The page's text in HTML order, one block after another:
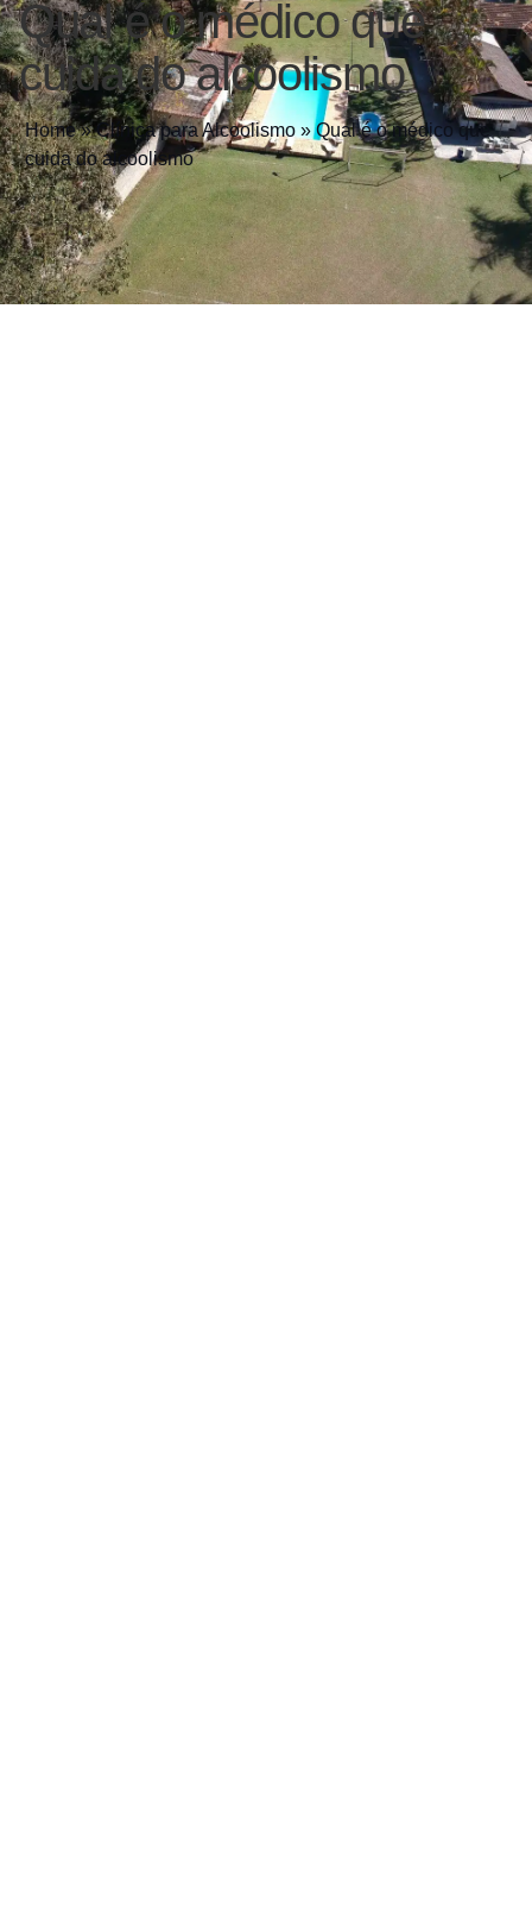
Qual é o médico que
cuida do alcoolismo
Home»Clínica para Alcoolismo»Qual é o médico que
cuida do alcoolismo